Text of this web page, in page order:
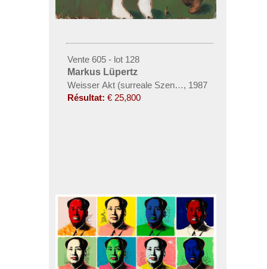
Vente 605 - lot 128
Markus Lüpertz
Weisser Akt (surreale Szene I), 1987
Résultat: € 25,800